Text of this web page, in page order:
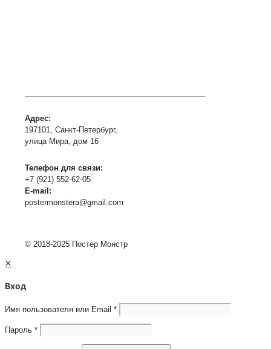
Адрес:
197101, Санкт-Петербург,
улица Мира, дом 16
Телефон для связи:
+7 (921) 552-62-05
E-mail:
postermonstera@gmail.com
© 2018-2025 Постер Монстр
✕
Вход
Имя пользователя или Email *
Пароль *